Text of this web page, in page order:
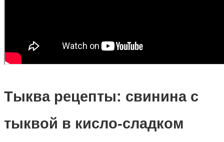
Тыква рецепты: свинина с
тыквой в кисло-сладком